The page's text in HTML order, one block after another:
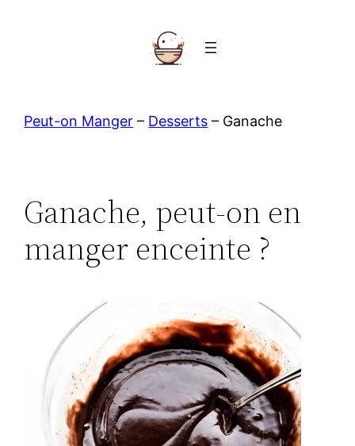
Peut-on Manger – Desserts – Ganache
Ganache, peut-on en
manger enceinte ?